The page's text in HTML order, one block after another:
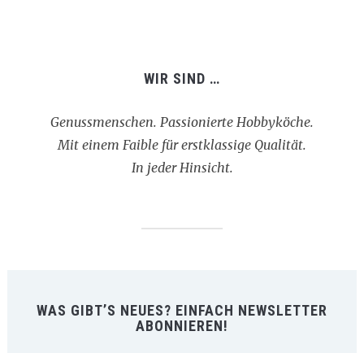
WIR SIND …
Genussmenschen. Passionierte Hobbyköche.
Mit einem Faible für erstklassige Qualität.
In jeder Hinsicht.
WAS GIBT’S NEUES? EINFACH NEWSLETTER
ABONNIEREN!